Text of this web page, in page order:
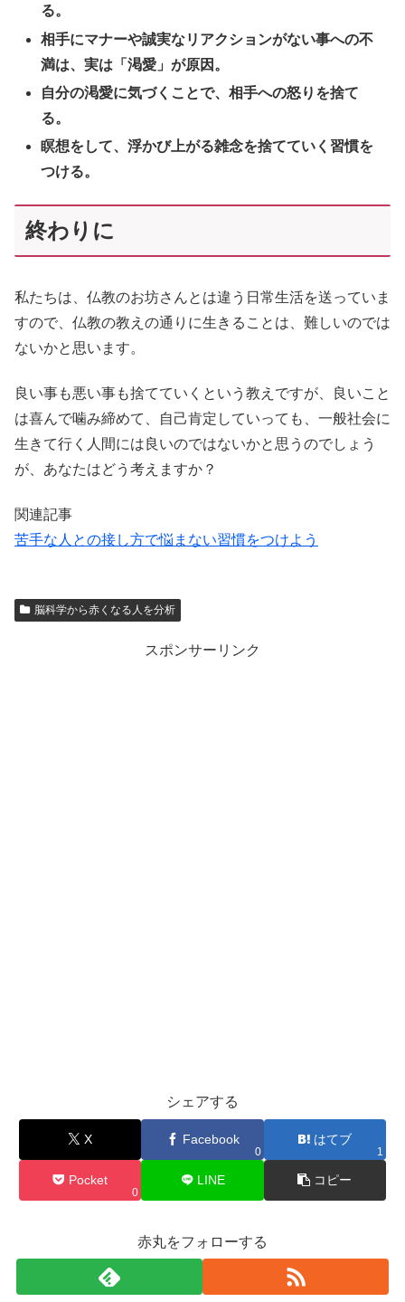
る。
相手にマナーや誠実なリアクションがない事への不
満は、実は「渇愛」が原因。
自分の渇愛に気づくことで、相手への怒りを捨て
る。
瞑想をして、浮かび上がる雑念を捨てていく習慣を
つける。
終わりに
私たちは、仏教のお坊さんとは違う日常生活を送っていま
すので、仏教の教えの通りに生きることは、難しいのでは
ないかと思います。
良い事も悪い事も捨てていくという教えですが、良いこと
は喜んで噛み締めて、自己肯定していっても、一般社会に
生きて行く人間には良いのではないかと思うのでしょう
が、あなたはどう考えますか？
関連記事
苦手な人との接し方で悩まない習慣をつけよう
脳科学から赤くなる人を分析
スポンサーリンク
シェアする
X Facebook
0
はてブ
1
Pocket
0
LINE コピー
赤丸をフォローする